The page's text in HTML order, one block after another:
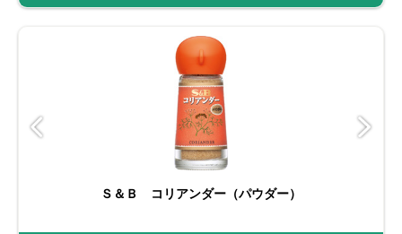
Ｓ＆Ｂ コリアンダー（パウダー）